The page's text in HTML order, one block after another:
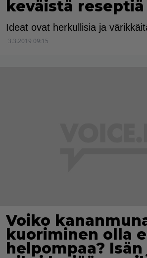
keväistä reseptiä
Ideat ovat herkullisia ja
3.3.2019 09:15
Voiko
kuoriminen olla
helpompaa?